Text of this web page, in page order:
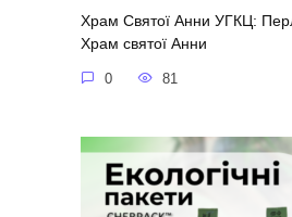
Храм Святої Анни УГКЦ:
Храм святої Анни
0 81